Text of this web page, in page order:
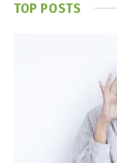
TOP POSTS